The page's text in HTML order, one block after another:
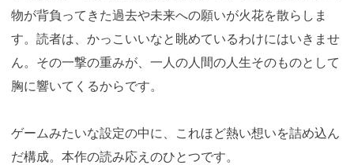
物が背負ってきた過去や未来への願いが火花を散らしま
す。読者は、かっこいいなと眺めているわけにはいきませ
ん。その一撃の重みが、一人の人間の人生そのものとして
胸に響いてくるからです。
ゲームみたいな設定の中に、これほど熱い想いを詰め込ん
だ構成。本作の読み応えのひとつです。